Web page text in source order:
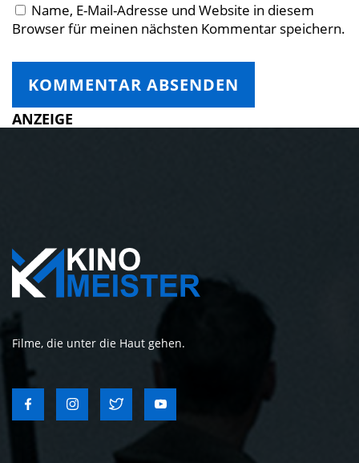
Name, E-Mail-Adresse und Website in diesem
Browser für meinen nächsten Kommentar speichern.
ANZEIGE
Filme, die unter die Haut gehen.